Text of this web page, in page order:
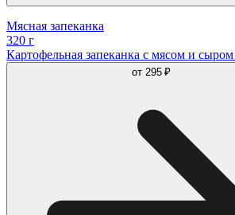
Мясная запеканка
320 г
Картофельная запеканка с мясом и
от 295 ₽